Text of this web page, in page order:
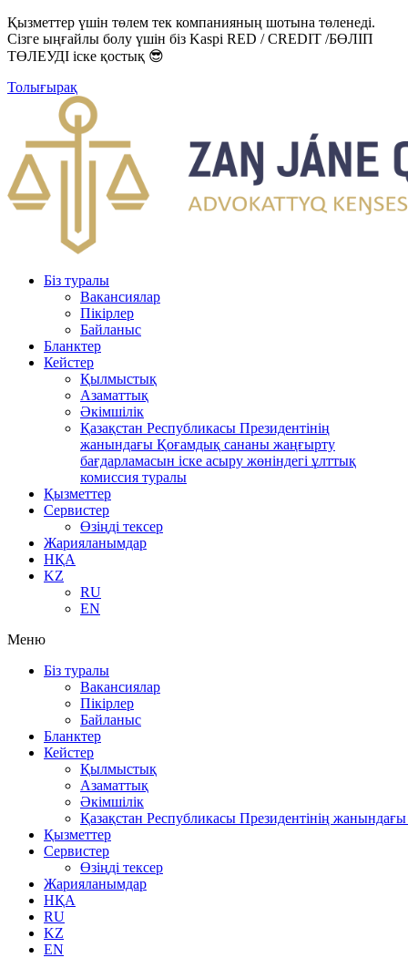
Қызметтер үшін төлем тек компанияның шотына төленеді.
Сізге ыңғайлы болу үшін біз Kaspi RED / CREDIT /БӨЛІП
ТӨЛЕУДІ іске қостық 😎
Толығырақ
Біз туралы
Вакансиялар
Пікірлер
Байланыс
Бланктер
Кейстер
Қылмыстық
Азаматтық
Әкімшілік
Қазақстан Республикасы Президентінің
жанындағы Қоғамдық сананы жаңғырту
бағдарламасын іске асыру жөніндегі ұлттық
комиссия туралы
Қызметтер
Сервистер
Өзіңді тексер
Жарияланымдар
НҚА
KZ
RU
EN
Меню
Біз туралы
Вакансиялар
Пікірлер
Байланыс
Бланктер
Кейстер
Қылмыстық
Азаматтық
Әкімшілік
Қазақстан Республикасы Президентінің
Қызметтер
Сервистер
Өзіңді тексер
Жарияланымдар
НҚА
RU
KZ
EN